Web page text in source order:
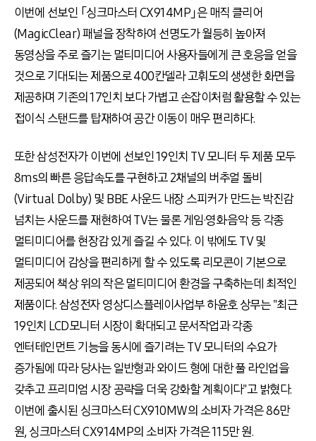
이번에 선보인 「싱크마스터 CX914MP」은 매직 클리어
(MagicClear) 패널을 장착하여 선명도가 월등히 높아져
동영상을 주로 즐기는 멀티미디어 사용자들에게 큰 호응을 얻을
것으로 기대되는 제품으로 400칸델라 고휘도의 생생한 화면을
제공하며 기존의 17인치 보다 가볍고 손잡이처럼 활용할 수 있는
접이식 스탠드를 탑재하여 공간 이동이 매우 편리하다.
또한 삼성전자가 이번에 선보인 19인치 TV 모니터 두 제품 모두
8ms의 빠른 응답속도를 구현하고 2채널의 버추얼 돌비
(Virtual Dolby) 및 BBE 사운드 내장 스피커가 만드는 박진감
넘치는 사운드를 재현하여 TV는 물론 게임·영화·음악 등 각종
멀티미디어를 현장감 있게 즐길 수 있다. 이 밖에도 TV 및
멀티미디어 감상을 편리하게 할 수 있도록 리모콘이 기본으로
제공되어 책상 위의 작은 멀티미디어 환경을 구축하는데 최적인
제품이다. 삼성전자 영상디스플레이사업부 하윤호 상무는 "최근
19인치 LCD모니터 시장이 확대되고 문서작업과 각종
엔터테인먼트 기능을 동시에 즐기려는 TV 모니터의 수요가
증가됨에 따라 당사는 일반형과 와이드 형에 대한 풀 라인업을
갖추고 프리미엄 시장 공략을 더욱 강화할 계획이다"고 밝혔다.
이번에 출시된 싱크마스터 CX910MW의 소비자 가격은 86만
원, 싱크마스터 CX914MP의 소비자 가격은 115만 원.